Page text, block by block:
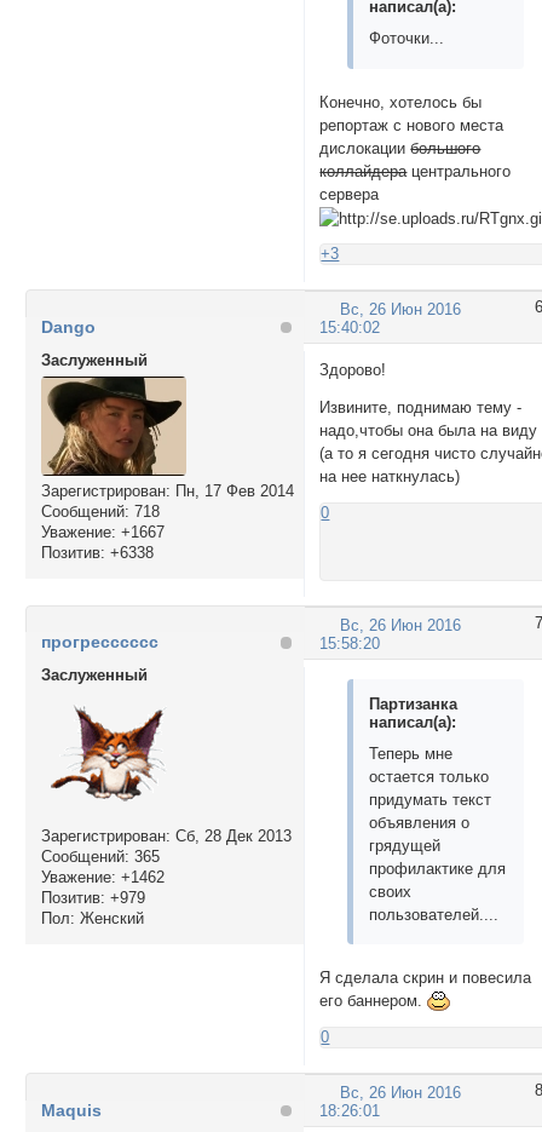
написал(а):
Фоточки...
Конечно, хотелось бы
репортаж с нового места
дислокациибольшого
коллайдерацентрального
сервера
+3
6
Вс, 26 Июн 2016
15:40:02
Dango
Заслуженный
Зарегистрирован: Пн, 17 Фев 2014
Сообщений: 718
Уважение: +1667
Позитив: +6338
Здорово!
Извините, поднимаю тему -
надо,чтобы она была на виду
(а то я сегодня чисто
на нее наткнулась)
0
7
Вс, 26 Июн 2016
15:58:20
прогресссссс
Заслуженный
Зарегистрирован: Сб, 28 Дек 2013
Сообщений: 365
Уважение: +1462
Позитив: +979
Пол: Женский
Партизанка
написал(а):
Теперь мне
остается только
придумать текст
объявления о
грядущей
профилактике для
своих
пользователей....
Я сделала скрин и повесила
его баннером.
0
8
Вс, 26 Июн 2016
18:26:01
Maquis